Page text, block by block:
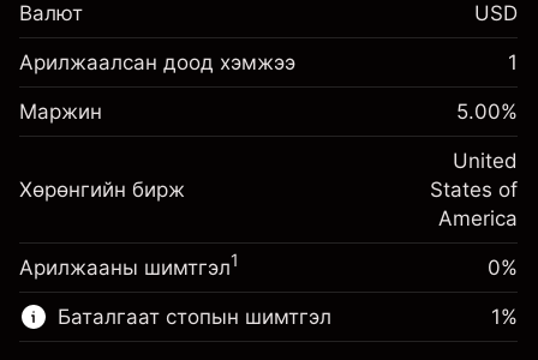
Маржин. Таны хөрөнгө
оруулалт
Шөнийн санхүүжилтийн
тохируулга
Позицын бүрэн хэмжээнээс
-0.021596
%
(-$4.32)
Хөшүүрэгтэй арилжааны хэмжээ
Хөшүүргийн мөнгө ~ $
Платформ руу орох
Маржин. Таны хөрөнгө
оруулалт
$1,000.00
тохируулга
авах төлбөр
-0.000626
%
(-$0.13)
Хөшүүрэгтэй арилжааны хэмжээ
~$20,000.00
Валют USD
Арилжаалсан доод хэмжээ 1
Маржин 5.00%
Хөрөнгийн бирж
United
States of
America
Арилжааны шимтгэл1 0%
Баталгаат стопын шимтгэл 1%